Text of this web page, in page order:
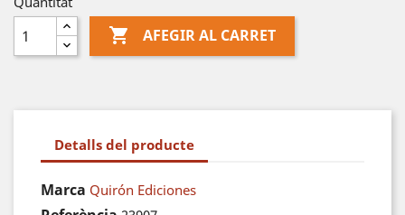
 AFEGIR AL CARRET
Detalls del producte
Marca Quirón Ediciones